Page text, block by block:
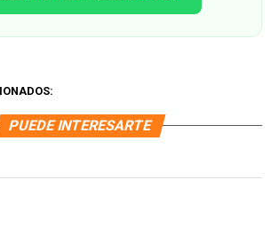
PUEDE INTERESARTE